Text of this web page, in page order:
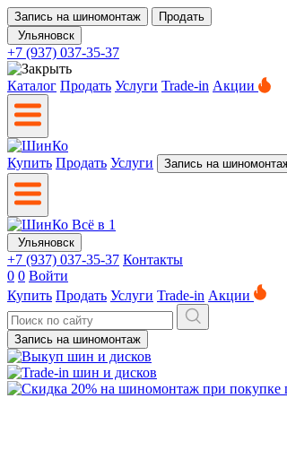
Запись на шиномонтаж
Продать
Ульяновск
+7 (937) 037-35-37
Каталог Продать Услуги Trade-in Акции
Купить Продать Услуги Запись на
Ульяновск
+7 (937) 037-35-37 Контакты
0 0 Войти
Купить Продать Услуги Trade-in Акции
Запись на шиномонтаж